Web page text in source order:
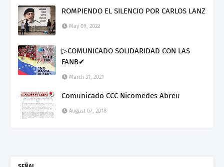
ROMPIENDO EL SILENCIO POR CARLOS LANZ
May 09, 2022
▷COMUNICADO SOLIDARIDAD CON LAS
FANB✔
March 31, 2021
Comunicado CCC Nicomedes Abreu
August 07, 2018